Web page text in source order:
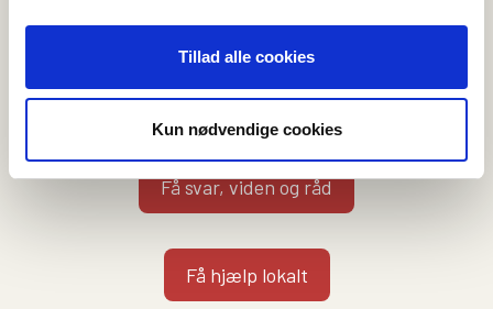
Tillad alle cookies
Kun nødvendige cookies
Vi kan hjælpe dig på flere måder
Kontakt en rådgiver
Få svar, viden og råd
Få hjælp lokalt